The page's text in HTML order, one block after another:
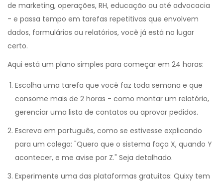
de marketing, operações, RH, educação ou até advocacia
- e passa tempo em tarefas repetitivas que envolvem
dados, formulários ou relatórios, você já está no lugar
certo.
Aqui está um plano simples para começar em 24 horas:
Escolha uma tarefa que você faz toda semana e que
consome mais de 2 horas - como montar um relatório,
gerenciar uma lista de contatos ou aprovar pedidos.
Escreva em português, como se estivesse explicando
para um colega: "Quero que o sistema faça X, quando Y
acontecer, e me avise por Z." Seja detalhado.
Experimente uma das plataformas gratuitas: Quixy tem